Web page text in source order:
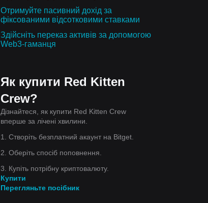
Отримуйте пасивний дохід за
фіксованими відсотковими ставками
Здійсніть переказ активів за допомогою
Web3-гаманця
Як купити Red Kitten
Crew?
Дізнайтеся, як купити Red Kitten Crew
вперше за лічені хвилини.
1. Створіть безплатний акаунт на Bitget.
2. Оберіть спосіб поповнення.
3. Купіть потрібну криптовалюту.
Купити
Перегляньте посібник